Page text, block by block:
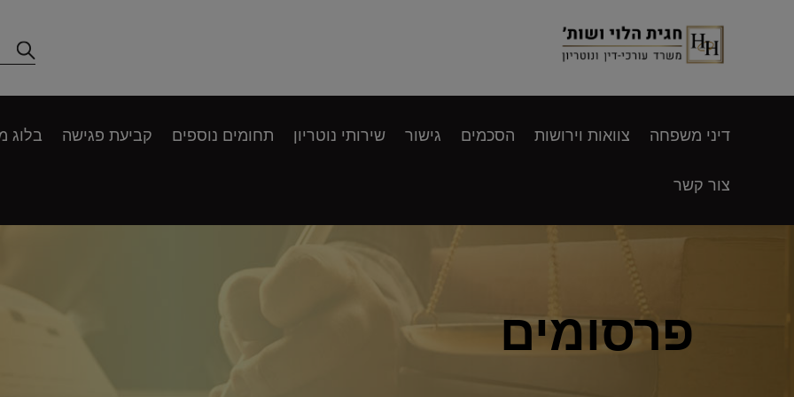
דיני משפחה צוואות וירושות הסכמים גישור שירותי נוטריון תחומים נוספים קביעת פגישה בלוג
צור קשר
פרסומים